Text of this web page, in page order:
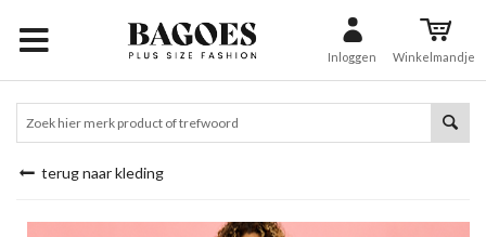
Inloggen Winkelmandje
terug naar kleding